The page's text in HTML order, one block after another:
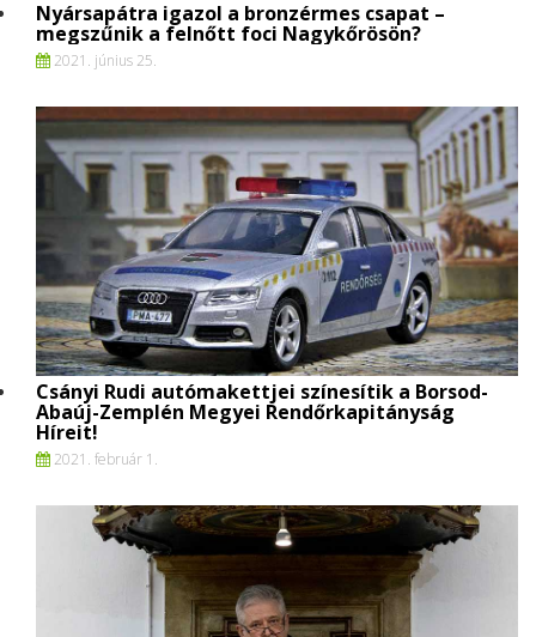
Nyársapátra igazol a bronzérmes csapat –
megszűnik a felnőtt foci Nagykőrösön?
2021. június 25.
Csányi Rudi autómakettjei színesítik a Borsod-
Abaúj-Zemplén Megyei Rendőrkapitányság
Híreit!
2021. február 1.